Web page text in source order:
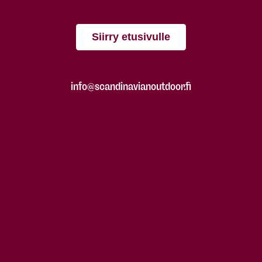
Siirry etusivulle
info@scandinavianoutdoor.fi